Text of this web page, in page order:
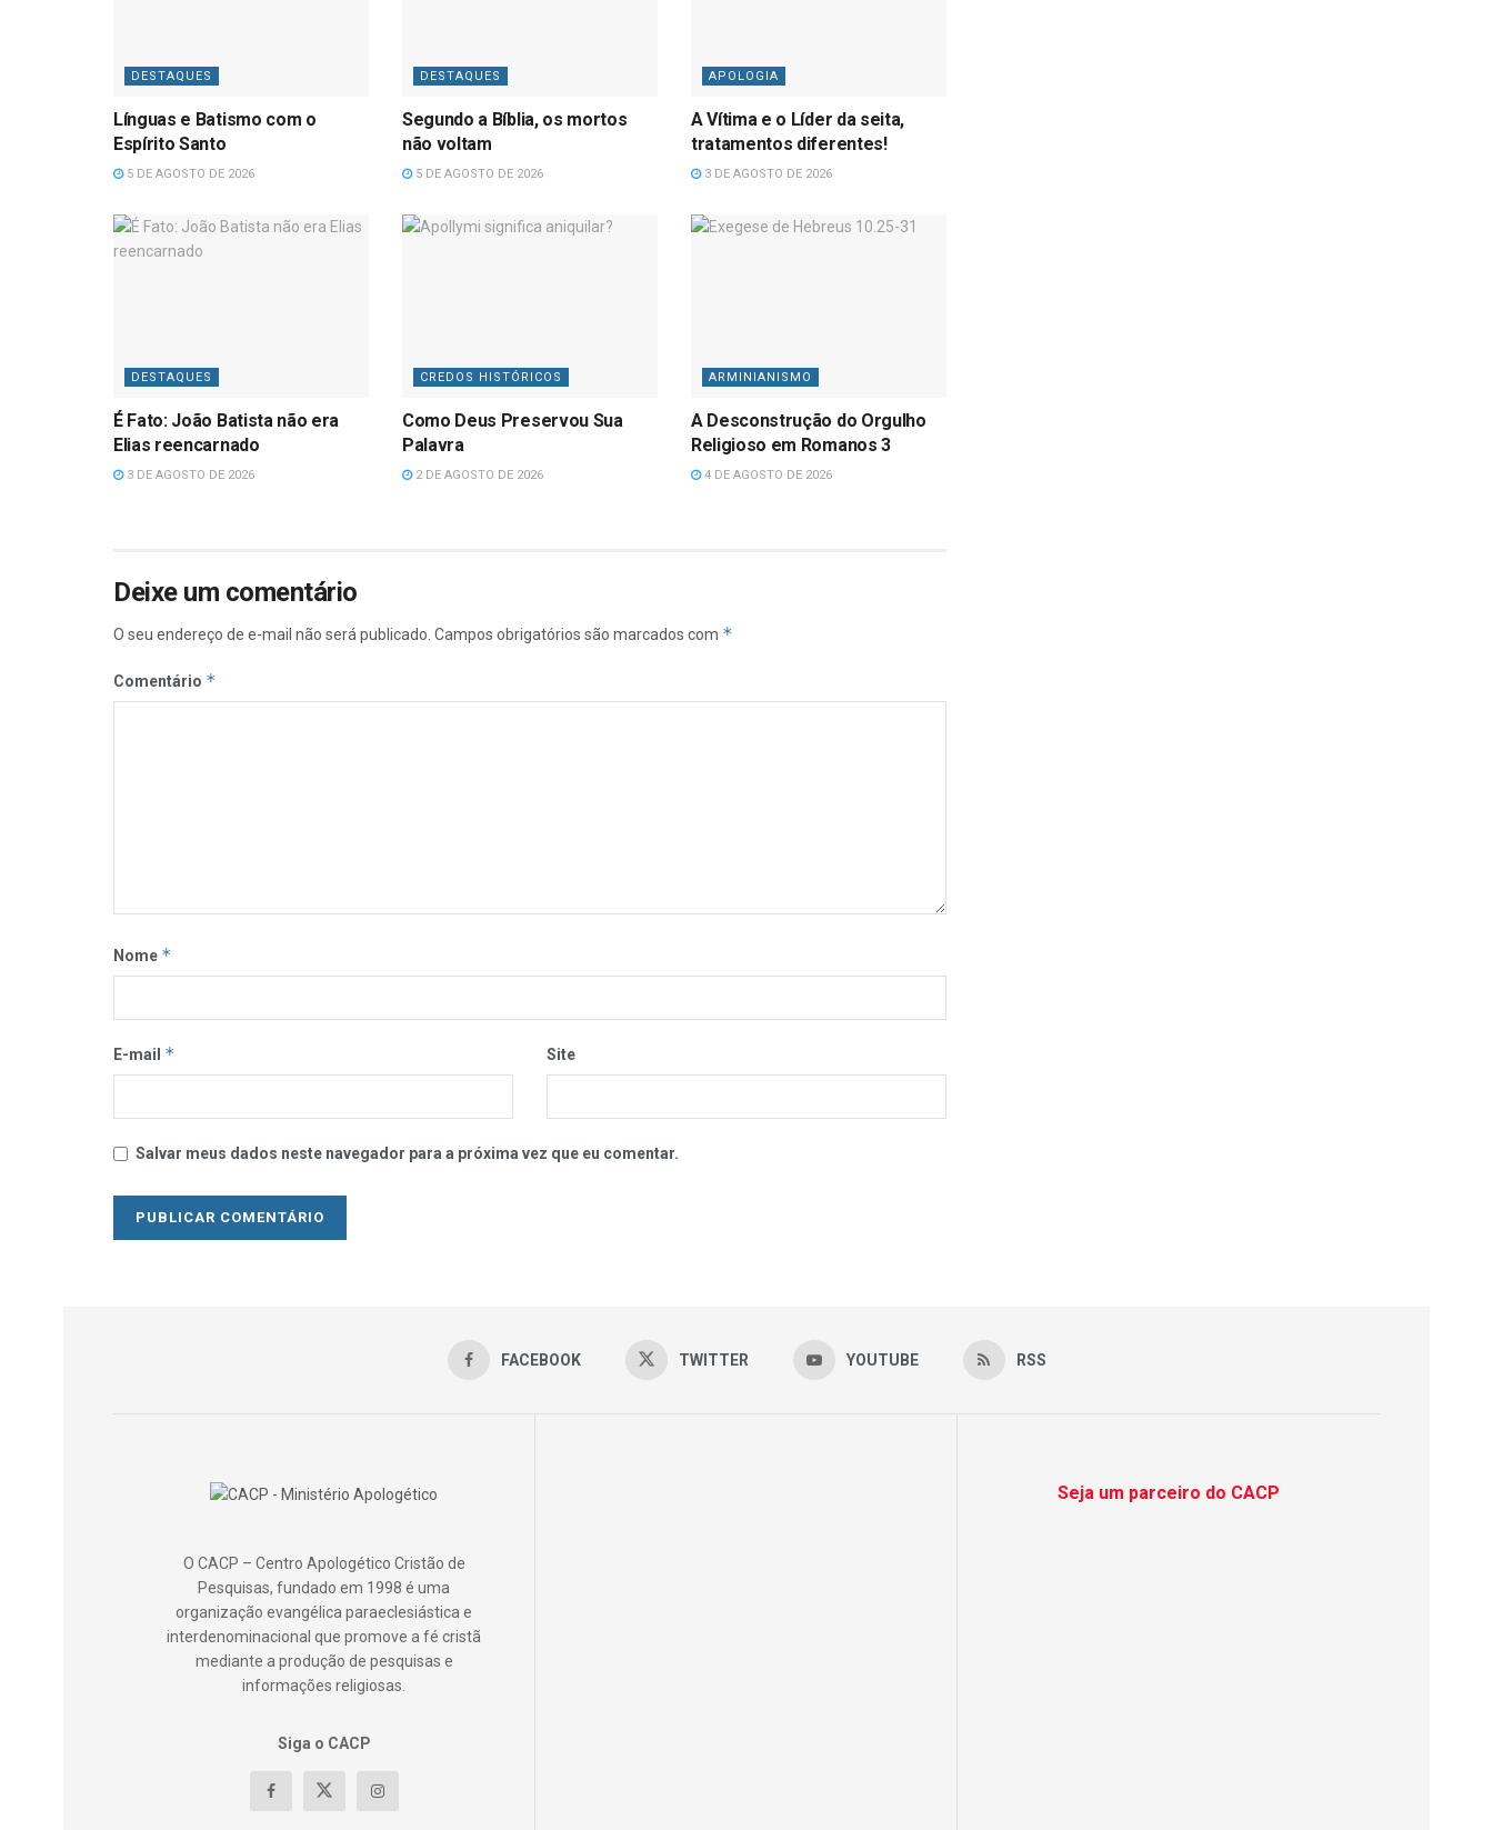
DESTAQUES
Línguas e Batismo com o
Espírito Santo
5 DE AGOSTO DE 2026
DESTAQUES
Segundo a Bíblia, os mortos
não voltam
5 DE AGOSTO DE 2026
APOLOGIA
A Vítima e o Líder da seita,
tratamentos diferentes!
3 DE AGOSTO DE 2026
DESTAQUES
É Fato: João Batista não era
Elias reencarnado
3 DE AGOSTO DE 2026
CREDOS HISTÓRICOS
Como Deus Preservou Sua
Palavra
2 DE AGOSTO DE 2026
ARMINIANISMO
A Desconstrução do Orgulho
Religioso em Romanos 3
4 DE AGOSTO DE 2026
Deixe um comentário
O seu endereço de e-mail não será publicado. Campos obrigatórios são marcados com *
Comentário *
Nome *
E-mail * Site
Salvar meus dados neste navegador para a próxima vez que eu comentar.
FACEBOOK TWITTER YOUTUBE RSS
O CACP – Centro Apologético Cristão de
Pesquisas, fundado em 1998 é uma
organização evangélica paraeclesiástica e
interdenominacional que promove a fé cristã
mediante a produção de pesquisas e
informações religiosas.
Siga o CACP
Seja um parceiro do CACP